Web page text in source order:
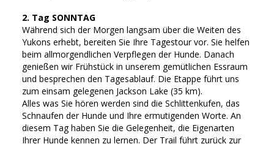
2. Tag SONNTAG
Während sich der Morgen langsam über die Weiten des
Yukons erhebt, bereiten Sie Ihre Tagestour vor. Sie helfen
beim allmorgendlichen Verpflegen der Hunde. Danach
genießen wir Frühstück in unserem gemütlichen Essraum
und besprechen den Tagesablauf. Die Etappe führt uns
zum einsam gelegenen Jackson Lake (35 km).
Alles was Sie hören werden sind die Schlittenkufen, das
Schnaufen der Hunde und Ihre ermutigenden Worte. An
diesem Tag haben Sie die Gelegenheit, die Eigenarten
Ihrer Hunde kennen zu lernen. Der Trail führt zurück zur